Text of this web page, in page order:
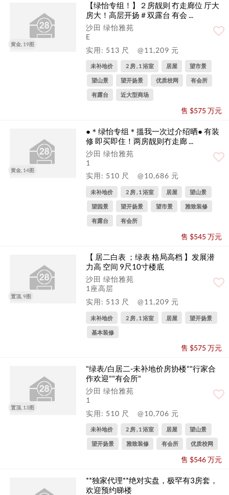
黄金, 19图
【绿怡专组！】２房靓则 冇走廊位 厅大
房大！高层开扬＃双露台 有会 ...
沙田 绿怡雅苑
E
实用: 513 尺
@11,209 元
未补地价 2 房 , 1 浴室 居屋 望市景
望山景 望开扬景 优质校网 有会所
有露台 近大型商场
售 $575 万元
黄金, 14图
●＊绿怡专组＊搵我一次过介绍晒● 有装
修 即买即住！两房靓则冇走廊 ...
沙田 绿怡雅苑
1
实用: 510 尺
@10,686 元
未补地价 2 房 , 1 浴室 居屋 望山景
望园景 望开扬景 望市景 雅致装修
有露台 有会所
售 $545 万元
置顶, 9图
【 居二白表 ；绿表 格局高档 】发展潜
力高 空间 9尺10寸楼底
沙田 绿怡雅苑
1座高层
实用: 513 尺
@11,209 元
未补地价 2 房 , 1 浴室 居屋 望开扬景
基本装修
售 $575 万元
置顶, 13图
"绿表/白居二-未补地价房协楼""行家合
作欢迎""有会所"
沙田 绿怡雅苑
1
实用: 510 尺
@10,706 元
未补地价 2 房 , 1 浴室 居屋 望山景
望开扬景 雅致装修 有会所 优质校网
售 $546 万元
**独家代理**绝对实盘，极罕有3房套，
欢迎预约睇楼